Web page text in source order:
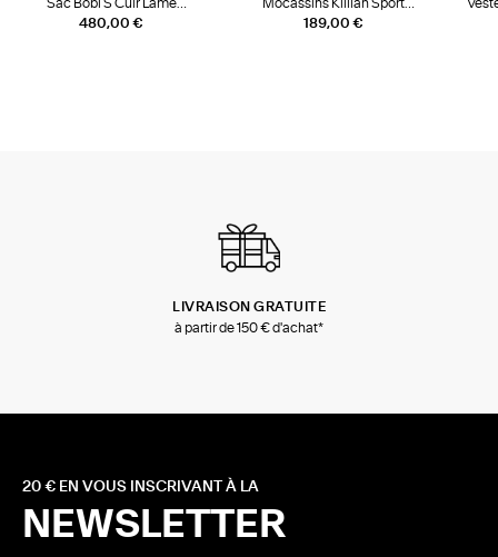
480,00 €
Sac Bobi S Cuir Lamé
Champagne
189,00 €
Mocassins Killian Sport
Mousse
LIVRAISON GRATUITE
à partir de 150 € d'achat*
20 € EN VOUS INSCRIVANT À LA
NEWSLETTER